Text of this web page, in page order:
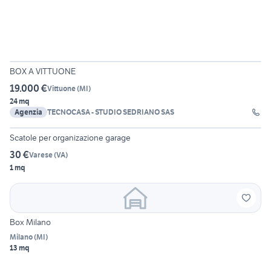
BOX A VITTUONE
19.000 €Vittuone(MI)
24 mq
Agenzia
TECNOCASA - STUDIO SEDRIANO SAS
2
Scatole per organizazione garage
30 €Varese(VA)
1 mq
Box Milano
Milano(MI)
13 mq